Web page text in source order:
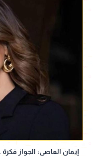
إيمان العاصي: الجواز